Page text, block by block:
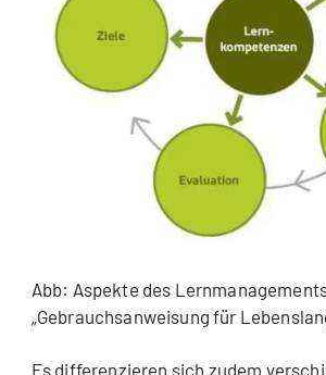
Abb: Aspekte des
„Gebrauchsanweisung für
Es differenzieren sich zudem